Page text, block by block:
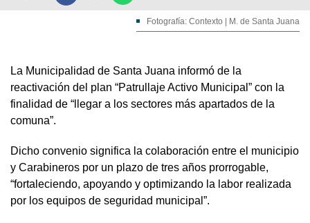
Fotografía: Contexto | M. de Santa Juana
La Municipalidad de Santa Juana informó de la
reactivación del plan “Patrullaje Activo Municipal” con la
finalidad de “llegar a los sectores más apartados de la
comuna”.
Dicho convenio significa la colaboración entre el municipio
y Carabineros por un plazo de tres años prorrogable,
“fortaleciendo, apoyando y optimizando la labor realizada
por los equipos de seguridad municipal”.